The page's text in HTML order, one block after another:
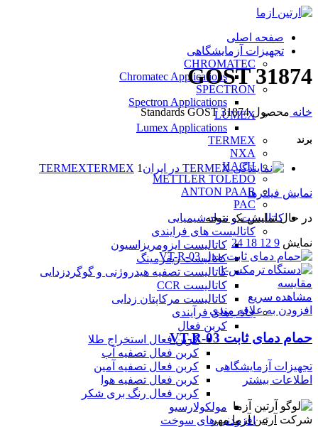
صفحه اصلی
تجهیزات آزمایشگاهی
CHROMATEC
Chromatec Applications
SPECTRON
Spectron Applications
LUMEX
Lumex Applications
TERMEX
NXA
HACH
METTLER TOLEDO
ANTON PAAR
PAC
کاتالیست و مواد شیمیایی
کاتالیست های فرایندی
کاتالیست ایزومریزاسیون
کاتالیست ریفرمینگ
کاتالیست تصفیه هیدروژنی و گوگردزدایی
کاتالیست CCR
کاتالیست مرکاپتان زدایی
جاذب‌های فرآیندی
کربن فعال
کربن فعال استخراج طلا
کربن فعال تصفیه آب
کربن فعال تصفیه آمین
کربن فعال تصفیه هوا
کربن فعال رنگ بری شکر
مولکولارسیو
افزودنی های سوخت
GOST 31874
خانه محصول StandardsGOST 31874
برند
TERMEXTERMEX 1
نمایش فیلترها
در حال نمایش یک نتیجه
نمایش 9
12
18
24
مقایسه
مشاهده سریع
افزودن به علاقه مندی
حمام دمای ثابت VT-R-03
تجهیزات آزمایشگاهی
اطلاعات بیشتر
شرکت آرتین آزما مهر